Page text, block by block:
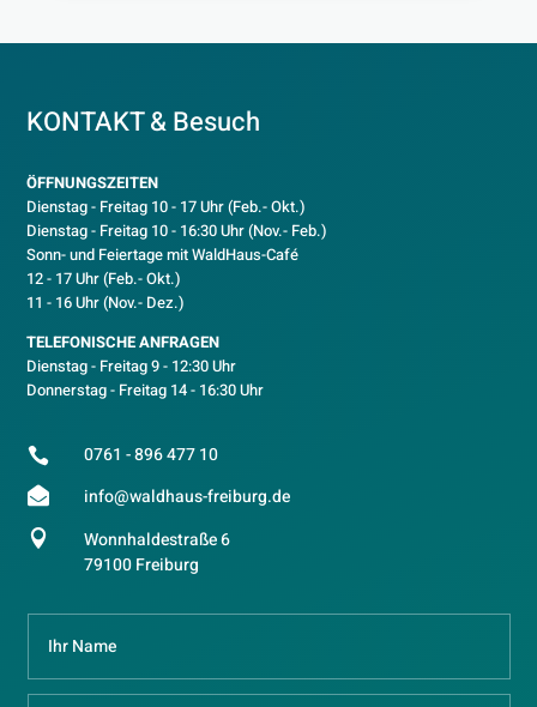
KONTAKT & Besuch
ÖFFNUNGSZEITEN
Dienstag - Freitag 10 - 17 Uhr (Feb.- Okt.)
Dienstag - Freitag 10 - 16:30 Uhr (Nov.- Feb.)
Sonn- und Feiertage mit WaldHaus-Café
12 - 17 Uhr (Feb.- Okt.)
11 - 16 Uhr (Nov.- Dez.)
TELEFONISCHE ANFRAGEN
Dienstag - Freitag 9 - 12:30 Uhr
Donnerstag - Freitag 14 - 16:30 Uhr
 0761 - 896 477 10
 info@waldhaus-freiburg.de

Wonnhaldestraße 6
79100 Freiburg